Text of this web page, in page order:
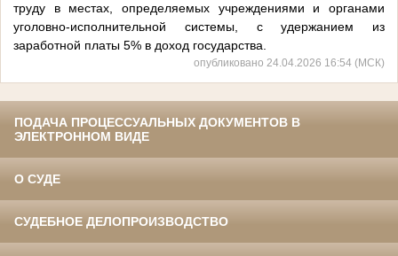
труду в местах, определяемых учреждениями и органами
уголовно-исполнительной системы, с удержанием из
заработной платы 5% в доход государства.
опубликовано 24.04.2026 16:54 (МСК)
ПОДАЧА ПРОЦЕССУАЛЬНЫХ ДОКУМЕНТОВ В
ЭЛЕКТРОННОМ ВИДЕ
О СУДЕ
СУДЕБНОЕ ДЕЛОПРОИЗВОДСТВО